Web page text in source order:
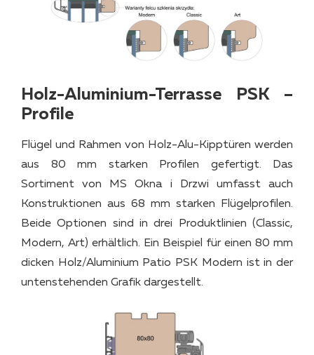
Holz-Aluminium-Terrasse PSK –
Profile
Flügel und Rahmen von Holz-Alu-Kipptüren werden
aus 80 mm starken Profilen gefertigt. Das
Sortiment von MS Okna i Drzwi umfasst auch
Konstruktionen aus 68 mm starken Flügelprofilen.
Beide Optionen sind in drei Produktlinien (Classic,
Modern, Art) erhältlich. Ein Beispiel für einen 80 mm
dicken Holz/Aluminium Patio PSK Modern ist in der
untenstehenden Grafik dargestellt.